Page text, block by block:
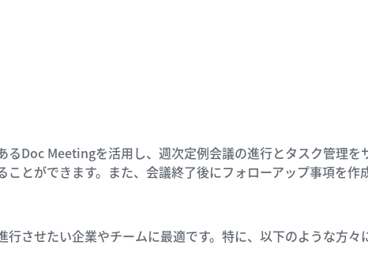
るDoc Meetingを活用し、週次定例会議の進行とタスク管理
とができます。また、会議終了後にフォローアップ事項を
させたい企業やチームに最適です。特に、以下のような方々